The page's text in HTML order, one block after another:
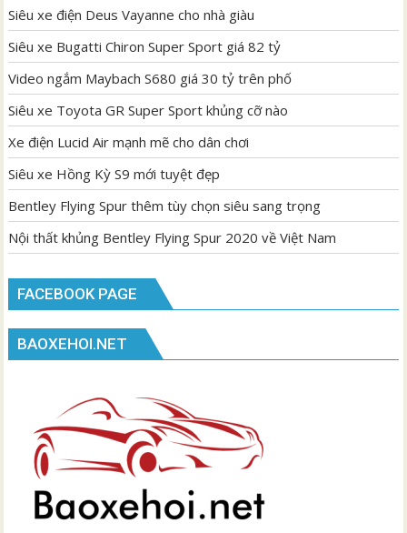
Siêu xe điện Deus Vayanne cho nhà giàu
Siêu xe Bugatti Chiron Super Sport giá 82 tỷ
Video ngắm Maybach S680 giá 30 tỷ trên phố
Siêu xe Toyota GR Super Sport khủng cỡ nào
Xe điện Lucid Air mạnh mẽ cho dân chơi
Siêu xe Hồng Kỳ S9 mới tuyệt đẹp
Bentley Flying Spur thêm tùy chọn siêu sang trọng
Nội thất khủng Bentley Flying Spur 2020 về Việt Nam
FACEBOOK PAGE
BAOXEHOI.NET